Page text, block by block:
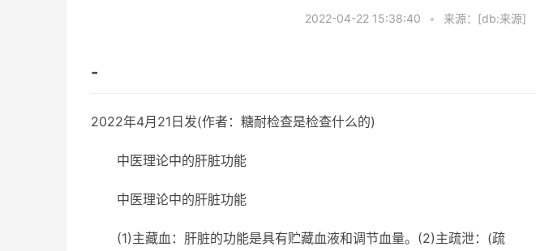
2022-04-22 15:38:40 • 来源：[db:来源]
-
2022年4月21日发(作者：糖耐检查是检查什么的)
中医理论中的肝脏功能
中医理论中的肝脏功能
(1)主藏血：肝脏的功能是具有贮藏血液和调节血量。(2)主疏泄：(疏